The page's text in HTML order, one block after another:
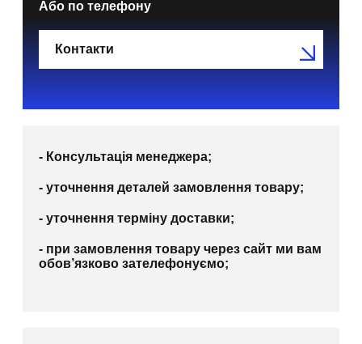
Або по телефону
Контакти
- Консультація менеджера;
- уточнення деталей замовлення товару;
- уточнення терміну доставки;
- при замовлення товару через сайт ми вам
обов’язково зателефонуємо;